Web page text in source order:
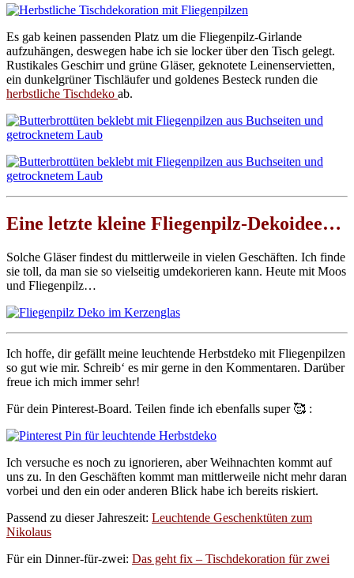
Es gab keinen passenden Platz um die Fliegenpilz-Girlande
aufzuhängen, deswegen habe ich sie locker über den Tisch gelegt.
Rustikales Geschirr und grüne Gläser, geknotete Leinenservietten,
ein dunkelgrüner Tischläufer und goldenes Besteck runden die
herbstliche Tischdeko ab.
Eine letzte kleine Fliegenpilz-Dekoidee…
Solche Gläser findest du mittlerweile in vielen Geschäften. Ich finde
sie toll, da man sie so vielseitig umdekorieren kann. Heute mit Moos
und Fliegenpilz…
Ich hoffe, dir gefällt meine leuchtende Herbstdeko mit Fliegenpilzen
so gut wie mir. Schreib‘ es mir gerne in den Kommentaren. Darüber
freue ich mich immer sehr!
Für dein Pinterest-Board. Teilen finde ich ebenfalls super 🥰 :
Ich versuche es noch zu ignorieren, aber Weihnachten kommt auf
uns zu. In den Geschäften kommt man mittlerweile nicht mehr daran
vorbei und den ein oder anderen Blick habe ich bereits riskiert.
Passend zu dieser Jahreszeit: Leuchtende Geschenktüten zum
Nikolaus
Für ein Dinner-für-zwei: Das geht fix – Tischdekoration für zwei